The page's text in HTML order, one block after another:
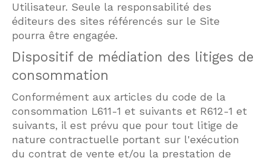
Utilisateur. Seule la responsabilité des
éditeurs des sites référencés sur le Site
pourra être engagée.
Dispositif de médiation des litiges de
consommation
Conformément aux articles du code de la
consommation L611-1 et suivants et R612-1 et
suivants, il est prévu que pour tout litige de
nature contractuelle portant sur l'exécution
du contrat de vente et/ou la prestation de